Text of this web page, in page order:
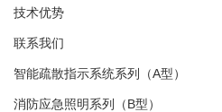
技术优势
联系我们
智能疏散指示系统系列（A型）
消防应急照明系列（B型）